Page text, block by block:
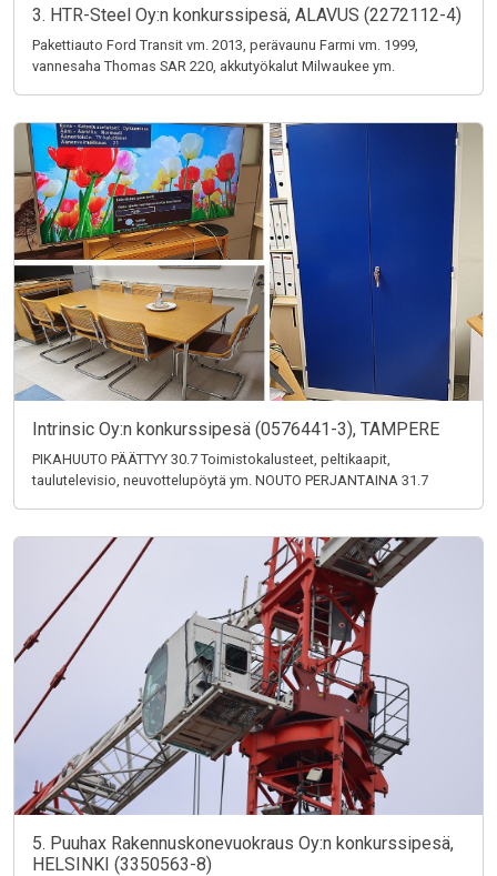
3. HTR-Steel Oy:n konkurssipesä, ALAVUS (2272112-4)
Pakettiauto Ford Transit vm. 2013, perävaunu Farmi vm. 1999,
vannesaha Thomas SAR 220, akkutyökalut Milwaukee ym.
Intrinsic Oy:n konkurssipesä (0576441-3), TAMPERE
PIKAHUUTO PÄÄTTYY 30.7 Toimistokalusteet, peltikaapit,
taulutelevisio, neuvottelupöytä ym. NOUTO PERJANTAINA 31.7
5. Puuhax Rakennuskonevuokraus Oy:n konkurssipesä,
HELSINKI (3350563-8)